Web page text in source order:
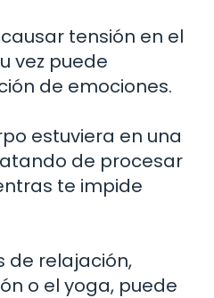
tensión en el
vez puede
de emociones.
estuviera en una
de procesar
te impide
de relajación,
o el yoga, puede